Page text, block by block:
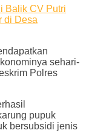
Balik CV Putri
di Desa
sehari-
Polres
pupuk
bersubsidi jenis